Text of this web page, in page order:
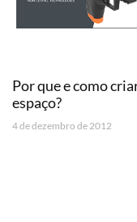
Por que e como
espaço?
4 de dezembro de 2012